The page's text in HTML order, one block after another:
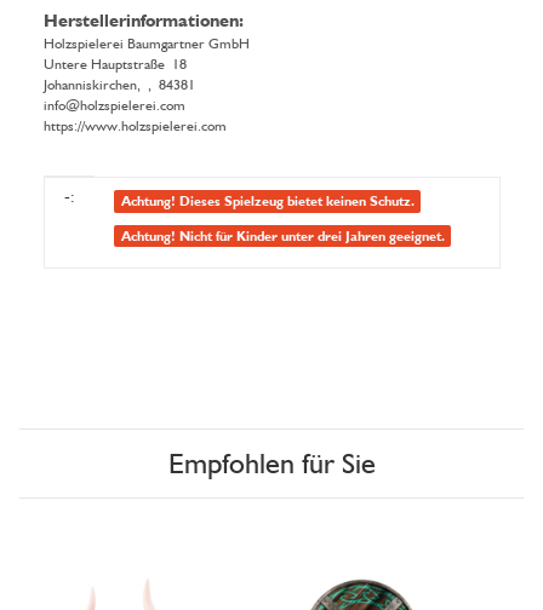
Herstellerinformationen:
Holzspielerei Baumgartner GmbH
Untere Hauptstraße 18
Johanniskirchen, , 84381
info@holzspielerei.com
https://www.holzspielerei.com
Produkteigenschaft
Wert
-: Achtung! Dieses Spielzeug bietet keinen Schutz.
Achtung! Nicht für Kinder unter drei Jahren geeignet.
Empfohlen für Sie